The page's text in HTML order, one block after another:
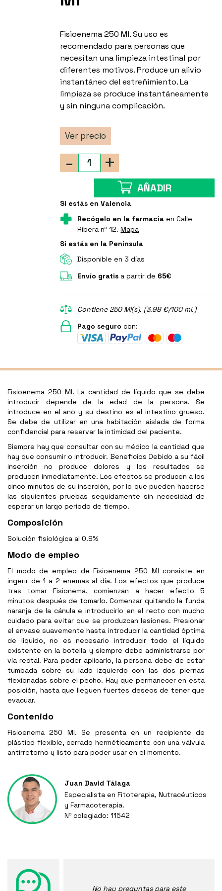
Fisioenema 250 Ml. Su uso es
recomendado para personas que
necesitan una limpieza intestinal por
diferentes motivos. Produce un alivio
instantáneo del estreñimiento. La
limpieza se produce instantáneamente
y sin ninguna complicación.
Ver precio
+
-
AÑADIR
Si estás en Valencia
Recógelo en la farmacia en Calle
Ribera nº 12.Mapa
Si estás en la Península
Disponible en 3 días
Envío gratis a partir de 65€
Contiene 250 Ml(s). (3.98 €/100 ml.)
Pago seguro con:
Fisioenema 250 Ml. La cantidad de líquido que se debe
introducir depende de la edad de la persona. Se
introduce en el ano y su destino es el intestino grueso.
Se debe de utilizar en una habitación aislada de forma
confidencial para reservar la intimidad del paciente.
Siempre hay que consultar con su médico la cantidad que
hay que consumir o introducir. Beneficios Debido a su fácil
inserción no produce dolores y los resultados se
producen inmediatamente. Los efectos se producen a los
cinco minutos de su inserción, por lo que pueden hacerse
las siguientes pruebas seguidamente sin necesidad de
esperar un largo periodo de tiempo.
Composición
Solución fisiológica al 0.9%
Modo de empleo
El modo de empleo de Fisioenema 250 Ml consiste en
ingerir de 1 a 2 enemas al día. Los efectos que produce
tras tomar Fisionema, comienzan a hacer efecto 5
minutos después de tomarlo. Comenzar quitando la funda
naranja de la cánula e introducirlo en el recto con mucho
cuidado para evitar que se produzcan lesiones. Presionar
el envase suavemente hasta introducir la cantidad óptima
de líquido, no es necesario introducir todo el líquido
existente en la botella y siempre debe administrarse por
vía rectal. Para poder aplicarlo, la persona debe de estar
tumbada sobre su lado izquierdo con las dos piernas
flexionadas sobre el pecho. Hay que permanecer en esta
posición, hasta que lleguen fuertes deseos de tener que
evacuar.
Contenido
Fisioenema 250 Ml. Se presenta en un recipiente de
plástico flexible, cerrado herméticamente con una válvula
antirretorno y listo para poder usar en el momento.
Juan David Tálaga
Especialista en Fitoterapia, Nutracéuticos
y Farmacoterapia.
Nº colegiado: 11542
No hay preguntas para este